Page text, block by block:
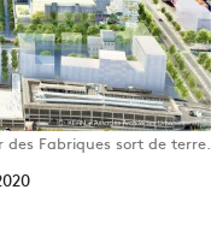
des Fabriques sort de terre.